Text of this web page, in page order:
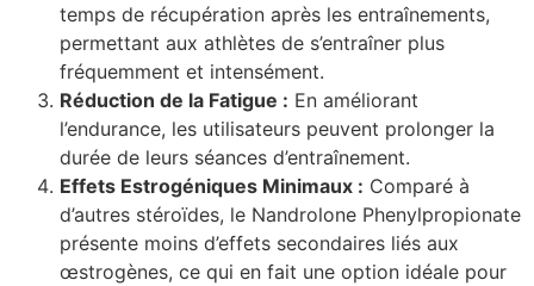
temps de récupération après les entraînements,
permettant aux athlètes de s’entraîner plus
fréquemment et intensément.
Réduction de la Fatigue : En améliorant
l’endurance, les utilisateurs peuvent prolonger la
durée de leurs séances d’entraînement.
Effets Estrogéniques Minimaux : Comparé à
d’autres stéroïdes, le Nandrolone Phenylpropionate
présente moins d’effets secondaires liés aux
œstrogènes, ce qui en fait une option idéale pour